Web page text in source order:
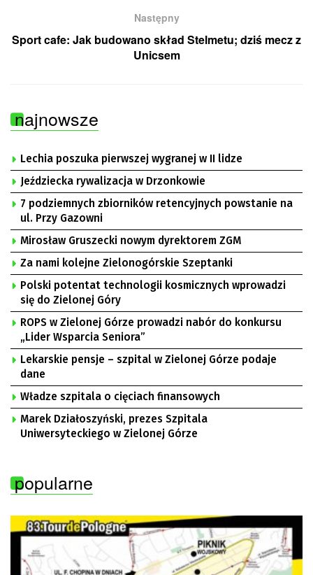
Następny
Sport cafe: Jak budowano skład Stelmetu; dziś mecz z
Unicsem
najnowsze
Lechia poszuka pierwszej wygranej w II lidze
Jeździecka rywalizacja w Drzonkowie
7 podziemnych zbiorników retencyjnych powstanie na
ul. Przy Gazowni
Mirosław Gruszecki nowym dyrektorem ZGM
Za nami kolejne Zielonogórskie Szeptanki
Polski potentat technologii kosmicznych wprowadzi
się do Zielonej Góry
ROPS w Zielonej Górze prowadzi nabór do konkursu
„Lider Wsparcia Seniora”
Lekarskie pensje – szpital w Zielonej Górze podaje
dane
Władze szpitala o cięciach finansowych
Marek Działoszyński, prezes Szpitala
Uniwersyteckiego w Zielonej Górze
popularne